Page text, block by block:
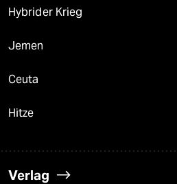
Hybrider Krieg
Jemen
Ceuta
Hitze
Verlag